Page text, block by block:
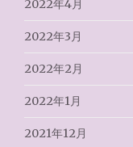
2022年4月
2022年3月
2022年2月
2022年1月
2021年12月